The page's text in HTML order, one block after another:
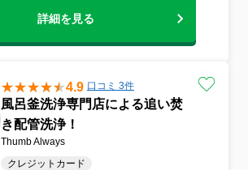
詳細を見る
4.9 口コミ 3件
風呂釜洗浄専門店による追い焚
き配管洗浄！
Thumb Always
クレジットカード